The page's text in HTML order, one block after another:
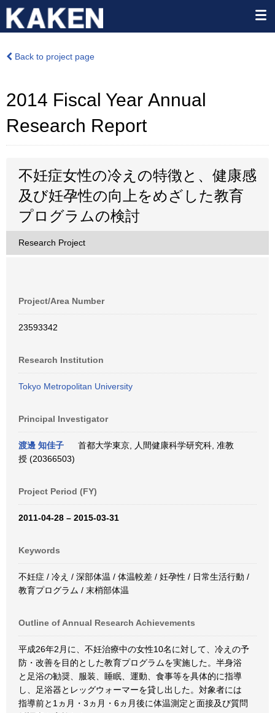
Back to project page
2014 Fiscal Year Annual
Research Report
不妊症女性の冷えの特徴と、健康感
及び妊孕性の向上をめざした教育
プログラムの検討
Research Project
Project/Area Number
23593342
Research Institution
Tokyo Metropolitan University
Principal Investigator
渡邊 知佳子
首都大学東京, 人間健康科学研究科, 准教
授 (20366503)
Project Period (FY)
2011-04-28 – 2015-03-31
Keywords
不妊症 / 冷え / 深部体温 / 体温較差 / 妊孕性 / 日常生活行動 /
教育プログラム / 末梢部体温
Outline of Annual Research Achievements
平成26年2月に、不妊治療中の女性10名に対して、冷えの予
防・改善を目的とした教育プログラムを実施した。半身浴
と足浴の勧奨、服装、睡眠、運動、食事等を具体的に指導
し、足浴器とレッグウォーマーを貸し出した。対象者には
指導前と1ヵ月・3ヵ月・6ヵ月後に体温測定と面接及び質問